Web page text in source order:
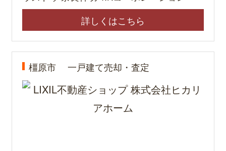
詳しくはこちら
橿原市 一戸建て売却・査定